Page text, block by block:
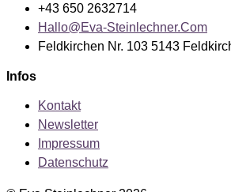
+43 650 2632714
Hallo@eva-Steinlechner.com
Feldkirchen Nr. 103 5143
Infos
Kontakt
Newsletter
Impressum
Datenschutz